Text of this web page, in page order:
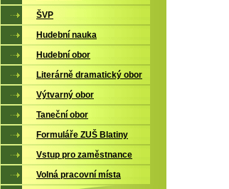
ŠVP
Hudební nauka
Hudební obor
Literárně dramatický obor
Výtvarný obor
Taneční obor
Formuláře ZUŠ Blatiny
Vstup pro zaměstnance
Volná pracovní místa